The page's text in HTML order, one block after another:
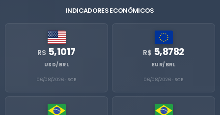
INDICADORES ECONÔMICOS
R$ 5,1017
USD/BRL
06/08/2026 · BCB
R$ 5,8782
EUR/BRL
06/08/2026 · BCB